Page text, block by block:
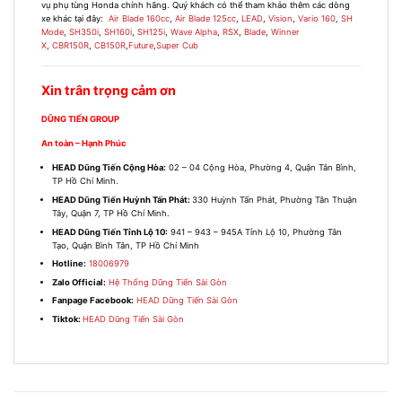
vụ phụ tùng Honda chính hãng. Quý khách có thể tham khảo thêm các dòng
xe khác tại đây: Air Blade 160cc, Air Blade 125cc, LEAD, Vision, Vario 160, SH
Mode, SH350i, SH160i, SH125i, Wave Alpha, RSX, Blade, Winner
X, CBR150R, CB150R,Future,Super Cub
Xin trân trọng cảm ơn
DŨNG TIẾN GROUP
An toàn – Hạnh Phúc
HEAD Dũng Tiến Cộng Hòa: 02 – 04 Cộng Hòa, Phường 4, Quận Tân Bình,
TP Hồ Chí Minh.
HEAD Dũng Tiến Huỳnh Tấn Phát:330 Huỳnh Tấn Phát, Phường Tân Thuận
Tây, Quận 7, TP Hồ Chí Minh.
HEAD Dũng Tiến Tỉnh Lộ 10: 941 – 943 – 945A Tỉnh Lộ 10, Phường Tân
Tạo, Quận Bình Tân, TP Hồ Chí Minh
Hotline: 18006979
Zalo Official: Hệ Thống Dũng Tiến Sài Gòn
Fanpage Facebook: HEAD Dũng Tiến Sài Gòn
Tiktok:HEAD Dũng Tiến Sài Gòn